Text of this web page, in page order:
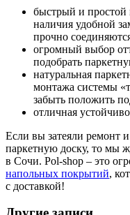
быстрый и простой
наличия удобной
прочно
огромный выбор
подобрать
натуральная
монтажа системы
забыть положить
отличная
Если вы затеяли ремонт
паркетную доску, то мы
в Сочи. Pol-shop – это
напольных покрытий,
с доставкой!